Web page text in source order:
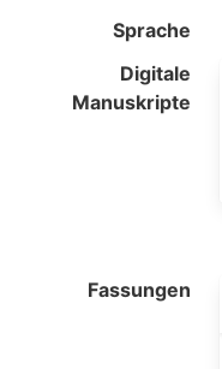
Sprache
Digitale
Manuskripte
Fassungen